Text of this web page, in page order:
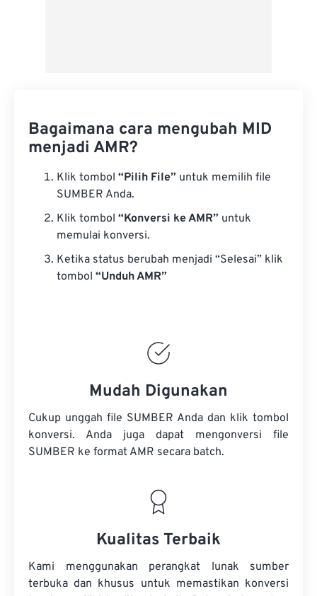
Bagaimana cara mengubah MID
menjadi AMR?
Klik tombol “Pilih File” untuk memilih file
SUMBER Anda.
Klik tombol “Konversi ke AMR” untuk
memulai konversi.
Ketika status berubah menjadi “Selesai” klik
tombol “Unduh AMR”
Mudah Digunakan
Cukup unggah file SUMBER Anda dan klik tombol
konversi. Anda juga dapat mengonversi file
SUMBER ke format AMR secara batch.
Kualitas Terbaik
Kami menggunakan perangkat lunak sumber
terbuka dan khusus untuk memastikan konversi